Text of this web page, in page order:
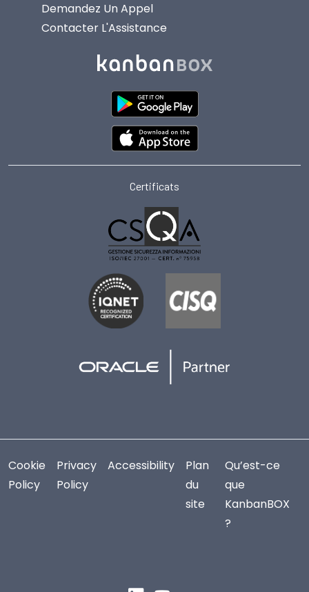
Demandez Un Appel
Contacter L'Assistance
Certificats
Cookie
Policy
Privacy
Policy
Accessibility
Plan
du
site
Qu’est-ce
que
KanbanBOX
?